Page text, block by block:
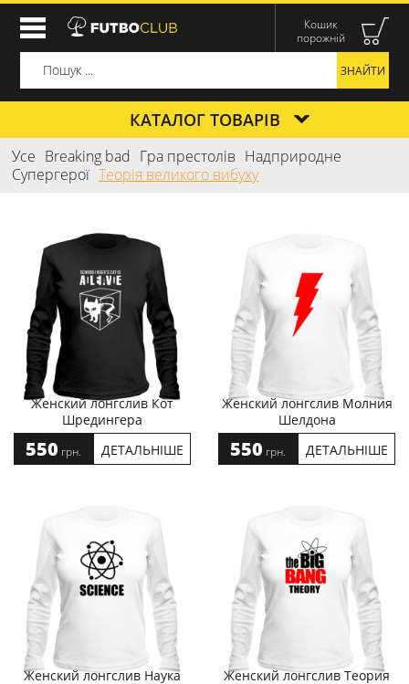
Кошик
порожній
КАТАЛОГ ТОВАРІВ
Усе Breaking bad Гра престолів Надприродне
Супергерої Теорія великого вибуху
Женский лонгслив Кот
Шредингера
550 грн. ДЕТАЛЬНІШЕ
Женский лонгслив Молния
Шелдона
550 грн. ДЕТАЛЬНІШЕ
Женский лонгслив Наука
Женский лонгслив Теория